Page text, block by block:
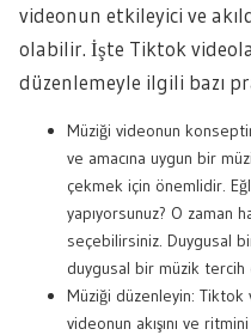
videonun etkileyici ve
olabilir. İşte Tiktok
düzenlemeyle ilgili bazı
Müziği videonun
ve amacına uygun bir
çekmek için önemlidir.
yapıyorsunuz? O zaman
seçebilirsiniz. Duygusal
duygusal bir müzik tercih
Müziği düzenleyin: Tiktok
videonun akışını ve